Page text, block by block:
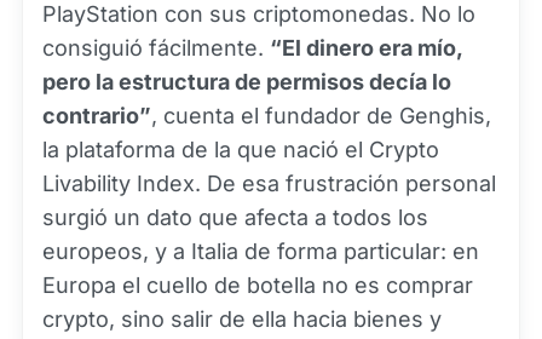
PlayStation con sus criptomonedas. No lo
consiguió fácilmente. “El dinero era mío,
pero la estructura de permisos decía lo
contrario”, cuenta el fundador de Genghis,
la plataforma de la que nació el Crypto
Livability Index. De esa frustración personal
surgió un dato que afecta a todos los
europeos, y a Italia de forma particular: en
Europa el cuello de botella no es comprar
crypto, sino salir de ella hacia bienes y